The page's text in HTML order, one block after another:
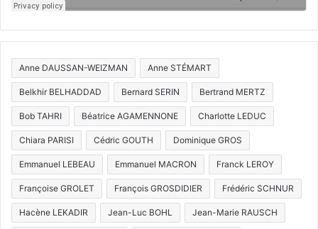
Anne DAUSSAN-WEIZMAN Anne STÉMART
Belkhir BELHADDAD Bernard SERIN Bertrand MERTZ
Bob TAHRI Béatrice AGAMENNONE Charlotte LEDUC
Chiara PARISI Cédric GOUTH Dominique GROS
Emmanuel LEBEAU Emmanuel MACRON Franck LEROY
Françoise GROLET François GROSDIDIER Frédéric SCHNUR
Hacène LEKADIR Jean-Luc BOHL Jean-Marie RAUSCH